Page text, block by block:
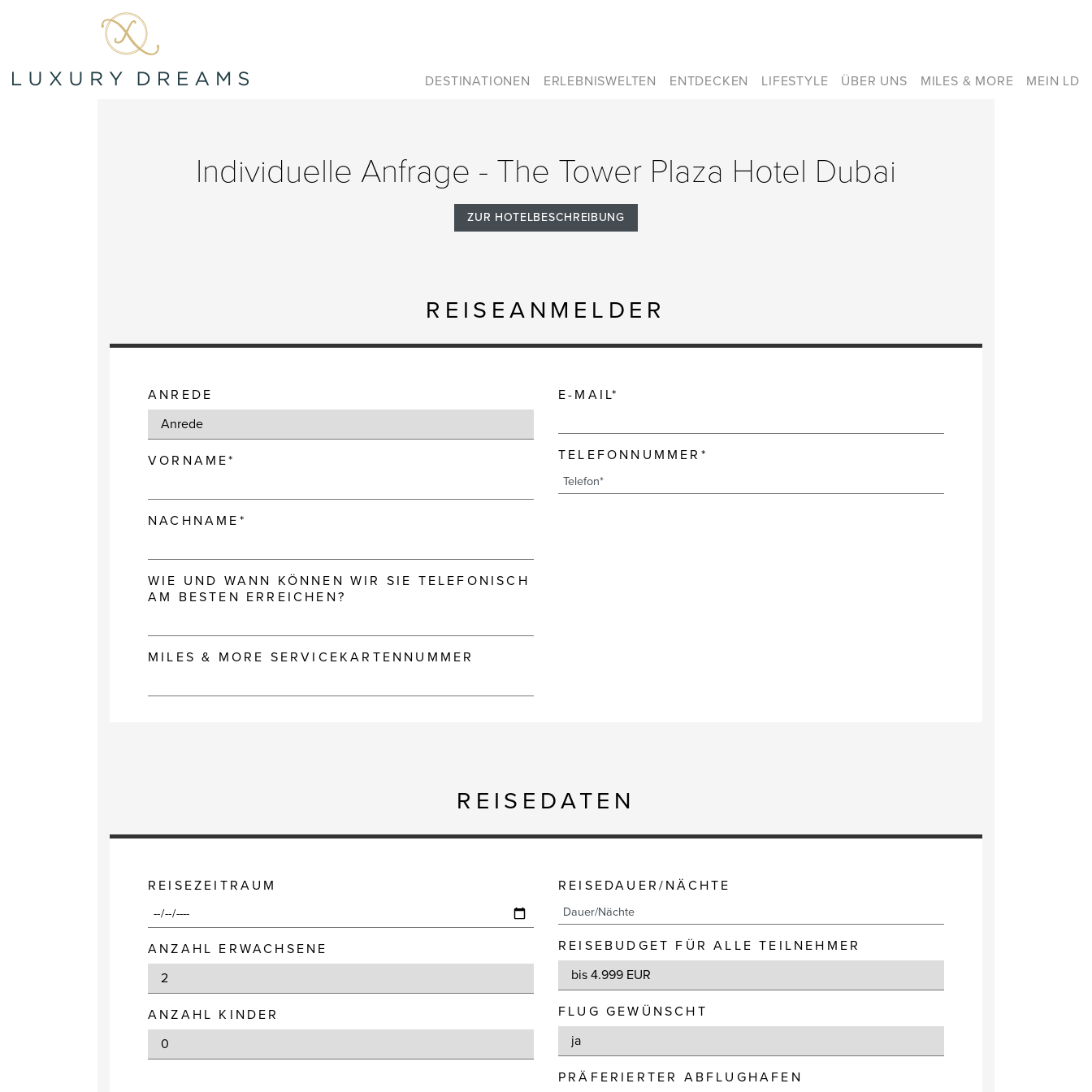
DESTINATIONEN ERLEBNISWELTEN ENTDECKEN LIFESTYLE ÜBER UNS MILES & MORE MEIN LD
Individuelle Anfrage - The Tower Plaza Hotel Dubai
ZUR HOTELBESCHREIBUNG
REISEANMELDER
ANREDE
VORNAME*
NACHNAME*
E-MAIL*
TELEFONNUMMER*
WIE UND WANN KÖNNEN WIR SIE TELEFONISCH
AM BESTEN ERREICHEN?
MILES & MORE SERVICEKARTENNUMMER
REISEDATEN
REISEZEITRAUM
ANZAHL ERWACHSENE
ANZAHL KINDER
REISEDAUER/NÄCHTE
REISEBUDGET FÜR ALLE TEILNEHMER
FLUG GEWÜNSCHT
PRÄFERIERTER ABFLUGHAFEN